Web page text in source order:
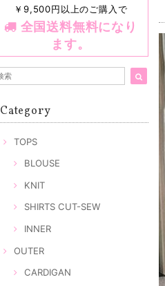
￥9,500円以上のご購入で
全国送料無料になり
ます。
Category
TOPS
BLOUSE
KNIT
SHIRTS CUT-SEW
INNER
OUTER
CARDIGAN